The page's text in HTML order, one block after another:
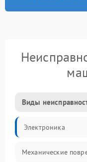
Виды
Электроника
Механические